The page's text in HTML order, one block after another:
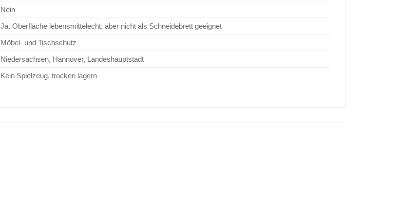
Nein
Ja, Oberfläche lebensmittelecht, aber nicht als Schneidebrett geeignet
Möbel- und Tischschutz
Niedersachsen, Hannover, Landeshauptstadt
Kein Spielzeug, trocken lagern